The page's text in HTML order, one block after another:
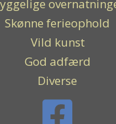
Skønne ferieophold
Vild kunst
God adfærd
Diverse